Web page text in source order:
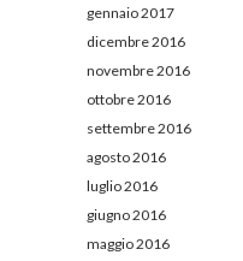
gennaio 2017
dicembre 2016
novembre 2016
ottobre 2016
settembre 2016
agosto 2016
luglio 2016
giugno 2016
maggio 2016